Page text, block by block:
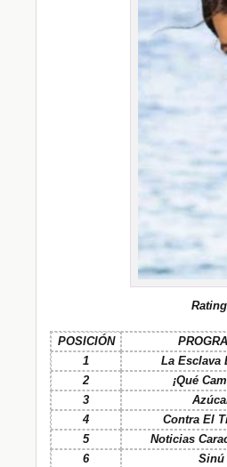
POSICIÓN
1
La Esclava
2
¡Qué
3
4
Contra El
5
Noticias
6
Sinú